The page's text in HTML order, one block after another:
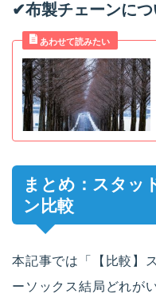
✔︎布製チェーンに
まとめ：スタッ
ン比較
本記事では「【比較】
ーソックス結局どれが